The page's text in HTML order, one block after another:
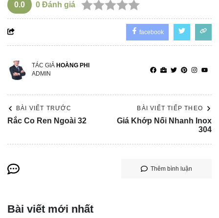
0.0 0 Đánh giá
facebook
TÁC GIẢ HOÀNG PHI
ADMIN
BÀI VIẾT TRƯỚC
Rắc Co Ren Ngoài 32
BÀI VIẾT TIẾP THEO
Giá Khớp Nối Nhanh Inox
304
Thêm bình luận
Bài viết mới nhất